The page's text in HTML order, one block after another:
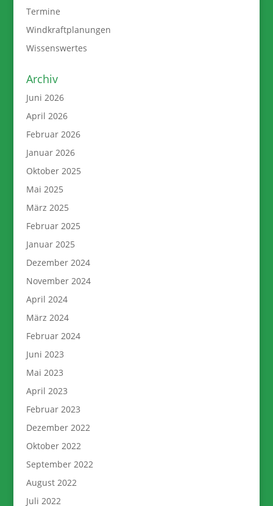
Termine
Windkraftplanungen
Wissenswertes
Archiv
Juni 2026
April 2026
Februar 2026
Januar 2026
Oktober 2025
Mai 2025
März 2025
Februar 2025
Januar 2025
Dezember 2024
November 2024
April 2024
März 2024
Februar 2024
Juni 2023
Mai 2023
April 2023
Februar 2023
Dezember 2022
Oktober 2022
September 2022
August 2022
Juli 2022